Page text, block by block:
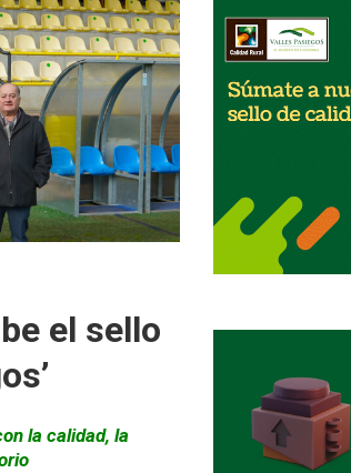
el sello
la calidad, la